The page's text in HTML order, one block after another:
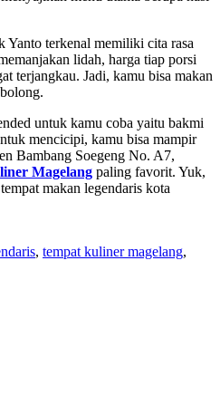
Yanto terkenal memiliki cita rasa
lidah, harga tiap porsi
terjangkau. Jadi, kamu bisa makan
untuk kamu coba yaitu bakmi
mencicipi, kamu bisa mampir
Bambang Soegeng No. A7,
Magelang paling favorit. Yuk,
makan legendaris kota
, tempat kuliner magelang,